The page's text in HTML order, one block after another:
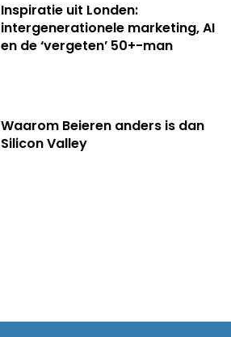
Inspiratie uit Londen:
intergenerationele marketing, AI
en de ‘vergeten’ 50+-man
Waarom Beieren anders is dan
Silicon Valley